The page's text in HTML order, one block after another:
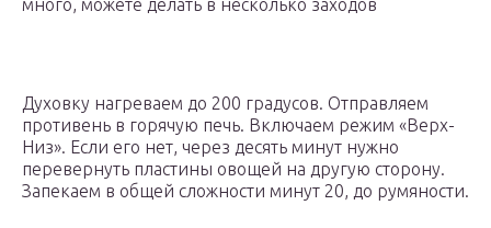
много, можете делать в несколько заходов
Духовку нагреваем до 200 градусов. Отправляем
противень в горячую печь. Включаем режим «Верх-
Низ». Если его нет, через десять минут нужно
перевернуть пластины овощей на другую сторону.
Запекаем в общей сложности минут 20, до румяности.